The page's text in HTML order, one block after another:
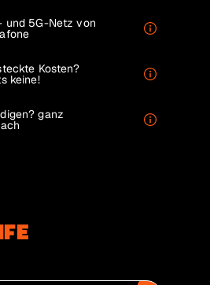
und 5G-Netz von
Kosten?
keine!
ganz